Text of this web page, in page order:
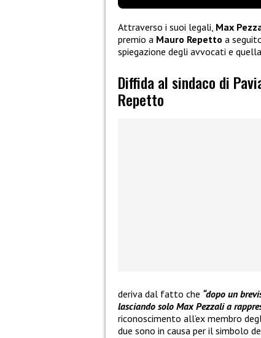
Attraverso i suoi legali, Max
premio a Mauro Repetto a
spiegazione degli avvocati e
Diffida al sindaco di
Repetto
deriva dal fatto che “dopo un
lasciando solo Max Pezzali a
riconoscimento all’ex membro
due sono in causa per il simbolo